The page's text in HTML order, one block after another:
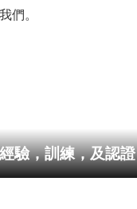
們。
驗，訓練，及認證